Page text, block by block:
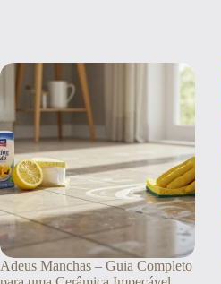
Adeus Manchas – Guia Completo